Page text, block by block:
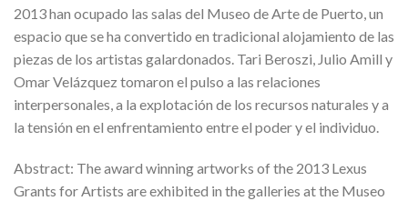
2013 han ocupado las salas del Museo de Arte de Puerto, un
espacio que se ha convertido en tradicional alojamiento de las
piezas de los artistas galardonados. Tari Beroszi, Julio Amill y
Omar Velázquez tomaron el pulso a las relaciones
interpersonales, a la explotación de los recursos naturales y a
la tensión en el enfrentamiento entre el poder y el individuo.
Abstract: The award winning artworks of the 2013 Lexus
Grants for Artists are exhibited in the galleries at the Museo